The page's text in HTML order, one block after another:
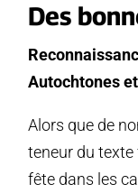
Des
Autochtones
Alors que de
teneur du texte
fête dans les